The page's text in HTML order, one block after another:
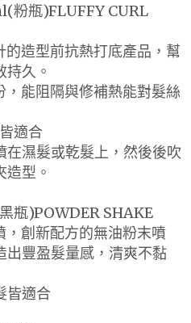
粉瓶)FLUFFY CURL
造型前抗熱打底產品，幫
久。
能阻隔與修補熱能對髮絲
適合
在濕髮或乾髮上，然後後吹
型。
瓶)POWDER SHAKE
創新配方的無油粉末噴
出豐盈髮量感，清爽不黏
皆適合